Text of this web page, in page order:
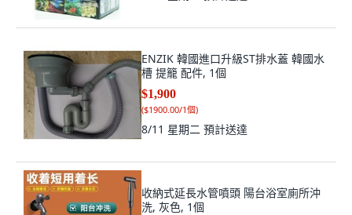
ENZIK 韓國進口升級ST排水蓋 韓國水
槽 提籠 配件, 1個
$1,900
($1900.00/1個)
8/11 星期二 預計送達
收納式延長水管噴頭 陽台浴室廁所沖
洗, 灰色, 1個